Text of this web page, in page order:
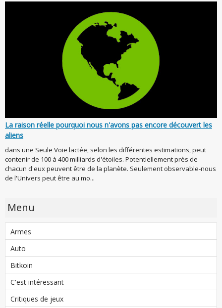
La raison réelle pourquoi nous n'avons pas encore découvert les
aliens
dans une Seule Voie lactée, selon les différentes estimations, peut
contenir de 100 à 400 milliards d'étoiles. Potentiellement près de
chacun d'eux peuvent être de la planète. Seulement observable-nous
de l'Univers peut être au mo...
Menu
Armes
Auto
Bitkoin
C'est intéressant
Critiques de jeux